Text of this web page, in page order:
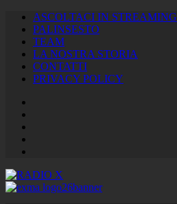
ASCOLTACI IN STREAMING
PALINSESTO
TEAM
LA NOSTRA STORIA
CONTATTI
PRIVACY POLICY